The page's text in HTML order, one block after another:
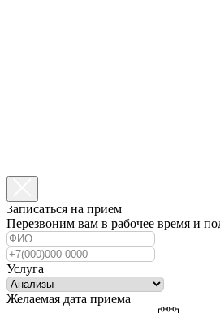
Записаться на прием
Перезвоним вам в рабочее время и
Услуга
Желаемая дата приема